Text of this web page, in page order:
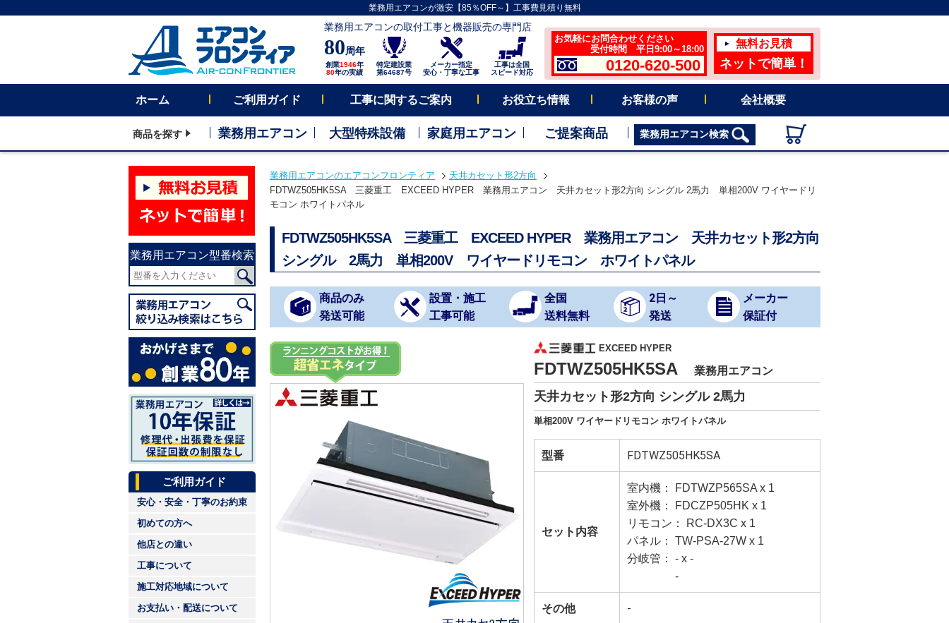
業務用エアコンが激安【85％OFF～】工事費見積り無料
業務用エアコンの取付工事と機器販売の専門店
80周年
創業1946年
80年の実績
特定建設業
第64687号
メーカー指定
安心・丁寧な工事
工事は全国
スピード対応
お気軽にお問合わせください
受付時間 平日9:00～18:00
0120-620-500
無料お見積
ネットで簡単！
ホーム ご利用ガイド 工事に関するご案内 お役立ち情報 お客様の声 会社概要
商品を探す 業務用エアコン 大型特殊設備 家庭用エアコン ご提案商品 業務用エアコン検索
業務用エアコン型番検索
ご利用ガイド
安心・安全・丁寧のお約束
初めての方へ
他店との違い
工事について
施工対応地域について
お支払い・配送について
業務用エアコンのエアコンフロンティア
天井カセット形2方向
FDTWZ505HK5SA 三菱重工 EXCEED HYPER 業務用エアコン 天井カセット形2方向 シングル 2馬力 単相200V ワイヤードリ
モコン ホワイトパネル
FDTWZ505HK5SA 三菱重工 EXCEED HYPER 業務用エアコン 天井カセット形2方向
シングル 2馬力 単相200V ワイヤードリモコン ホワイトパネル
商品のみ
発送可能
設置・施工
工事可能
全国
送料無料
2日～
発送
メーカー
保証付
EXCEED HYPER
FDTWZ505HK5SA 業務用エアコン
天井カセット形2方向 シングル 2馬力
単相200V ワイヤードリモコン ホワイトパネル
型番 FDTWZ505HK5SA
セット内容
室内機： FDTWZP565SA x 1
室外機： FDCZP505HK x 1
リモコン： RC-DX3C x 1
パネル： TW-PSA-27W x 1
分岐管： - x -
-
その他 -